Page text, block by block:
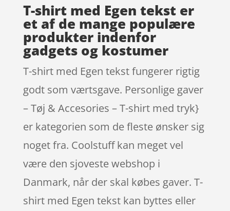
T-shirt med Egen tekst er
et af de mange populære
produkter indenfor
gadgets og kostumer
T-shirt med Egen tekst fungerer rigtig
godt som værtsgave. Personlige gaver
– Tøj & Accesories – T-shirt med tryk}
er kategorien som de fleste ønsker sig
noget fra. Coolstuff kan meget vel
være den sjoveste webshop i
Danmark, når der skal købes gaver. T-
shirt med Egen tekst kan byttes eller